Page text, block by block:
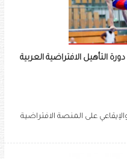
التأهيل الافتراضية العربية
على المنصة الافتراضية